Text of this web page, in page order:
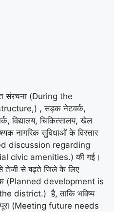
संरचना (During the
, सड़क नेटवर्क,
विद्यालय, चिकित्सालय, खेल
नागरिक सुविधाओं के विस्तार
discussion regarding
civic amenities.) की गई।
तेजी से बढ़ते जिले के लिए
(Planned development is
district.) है, ताकि भविष्य
(Meeting future needs